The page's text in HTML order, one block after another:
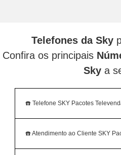
Telefones da Sky
Confira os principais
Sky a
☎️ Telefone SKY Pacotes
☎️ Atendimento ao Cliente SKY